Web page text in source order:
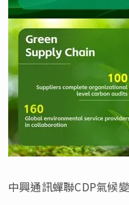
中興通訊蟬聯CDP氣候